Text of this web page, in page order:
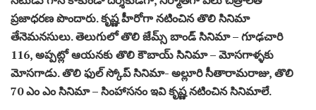
ప్రజాధరణ పొందారు. కృష్ణ హీరోగా నటించిన తొలి సినిమా
తేనెమనసులు. తెలుగులో తొలి జేమ్స్ బాండ్ సినిమా – గూఢచారి
116, అప్పట్లో ఆయనకు తొలి కౌబాయ్ సినిమా – మోసగాళ్ళకు
మోసగాడు. తొలి ఫుల్ స్కోప్ సినిమా- అల్లూరి సీతారామరాజు, తొలి
70 ఎం ఎం సినిమా – సింహాసనం ఇవి కృష్ణ నటించిన సినిమాలే.